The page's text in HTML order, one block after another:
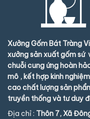
Xưởng Gốm Bát Tràng
xưởng sản xuất gốm sứ
chuỗi cung ứng hoàn
mô , kết hợp kinh
cao chất lượng sản
truyền thống và tư duy
Địa chỉ : Thôn 7, Xã